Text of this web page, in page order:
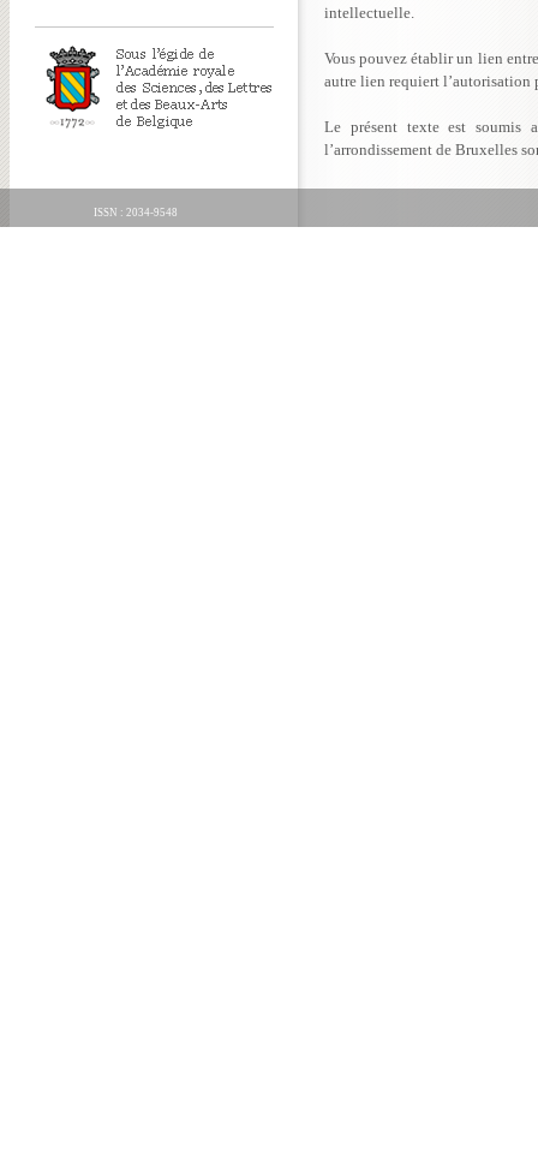
intellectuelle.
Vous pouvez établir un lien
autre lien requiert l’autorisation
Le présent texte est
l’arrondissement de Bruxelles
ISSN : 2034-9548